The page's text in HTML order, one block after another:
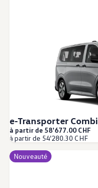
e-Transporter Combi
à partir de 58'677.00 CHF
à partir de 54'280.30 CHF
Nouveauté